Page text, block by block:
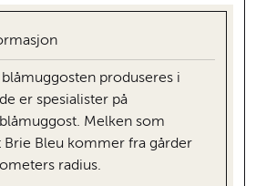
produseres i
er spesialister på
Melken som
Brie Bleu kommer fra gårder
radius.